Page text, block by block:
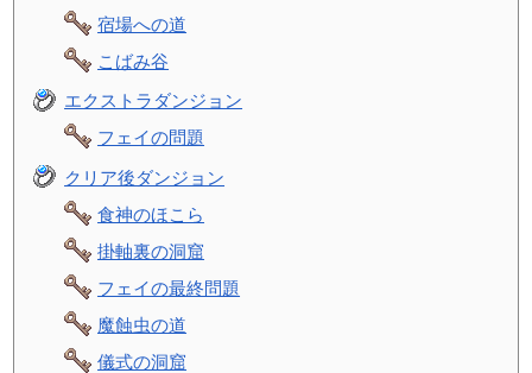
宿場への道
こばみ谷
エクストラダンジョン
フェイの問題
クリア後ダンジョン
食神のほこら
掛軸裏の洞窟
フェイの最終問題
魔蝕虫の道
儀式の洞窟